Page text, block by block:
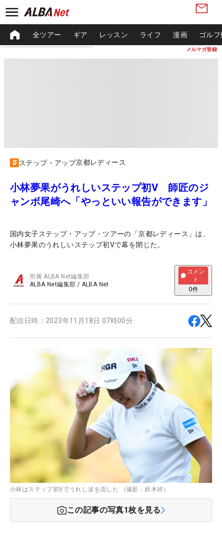
メルマガ登録
全ツアー ギア レッスン ライフ 漫画 ゴル
ステップ・アップ京都レディース
小林夢果がうれしいステップ初V 師匠のジ
ャンボ尾崎へ「やっといい報告ができます」
国内女子ステップ・アップ・ツアーの「京都レディース」は、
小林夢果のうれしいステップ初Vで幕を閉じた。
所属ALBA Net編集部
ALBA Net編集部 / ALBA Net
コメン
ト
0件
配信日時： 2023年11月18日 07時00分
小林はステップ初Vでうれし涙を流した （撮影：鈴木祥）
この記事の写真1枚を見る